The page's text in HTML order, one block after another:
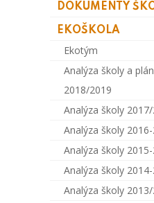
DOKUMENTY
EKOŠKOLA
Ekotým
Analýza školy a
2018/2019
Analýza školy
Analýza školy
Analýza školy
Analýza školy
Analýza školy